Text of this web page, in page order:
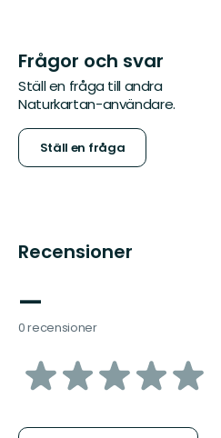
Frågor och svar
Ställ en fråga till andra
Naturkartan-användare.
Ställ en fråga
Recensioner
—
0 recensioner
av